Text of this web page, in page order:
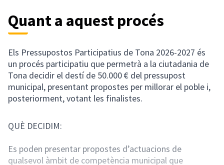
Quant a aquest procés
Els Pressupostos Participatius de Tona 2026-2027 és
un procés participatiu que permetrà a la ciutadania de
Tona decidir el destí de 50.000 € del pressupost
municipal, presentant propostes per millorar el poble i,
posteriorment, votant les finalistes.
QUÈ DECIDIM:
Es poden presentar propostes d’actuacions de
qualsevol àmbit de competència municipal que